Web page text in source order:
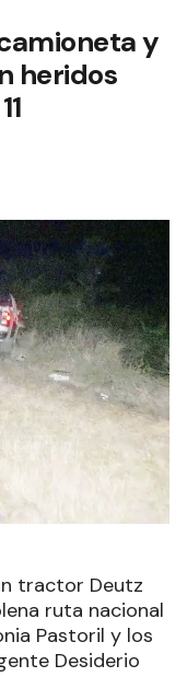
y
heridos
tractor Deutz
ruta nacional
Pastoril y los
Desiderio